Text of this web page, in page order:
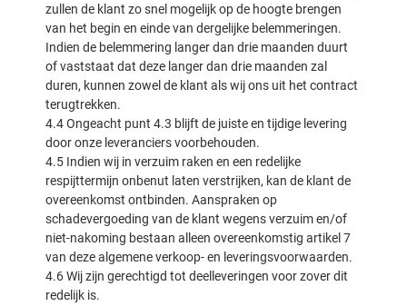
zullen de klant zo snel mogelijk op de hoogte brengen
van het begin en einde van dergelijke belemmeringen.
Indien de belemmering langer dan drie maanden duurt
of vaststaat dat deze langer dan drie maanden zal
duren, kunnen zowel de klant als wij ons uit het contract
terugtrekken.
4.4 Ongeacht punt 4.3 blijft de juiste en tijdige levering
door onze leveranciers voorbehouden.
4.5 Indien wij in verzuim raken en een redelijke
respijttermijn onbenut laten verstrijken, kan de klant de
overeenkomst ontbinden. Aanspraken op
schadevergoeding van de klant wegens verzuim en/of
niet-nakoming bestaan alleen overeenkomstig artikel 7
van deze algemene verkoop- en leveringsvoorwaarden.
4.6 Wij zijn gerechtigd tot deelleveringen voor zover dit
redelijk is.